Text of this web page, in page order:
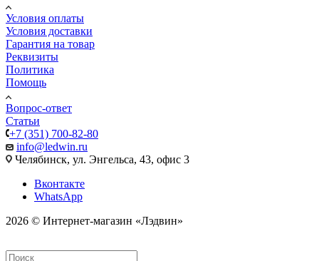
Условия оплаты
Условия доставки
Гарантия на товар
Реквизиты
Политика
Помощь
Вопрос-ответ
Статьи
+7 (351) 700-82-80
info@ledwin.ru
Челябинск, ул. Энгельса, 43, офис 3
Вконтакте
WhatsApp
2026 © Интернет-магазин «Лэдвин»